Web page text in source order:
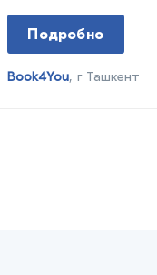
Подробно
Book4You, г Ташкент